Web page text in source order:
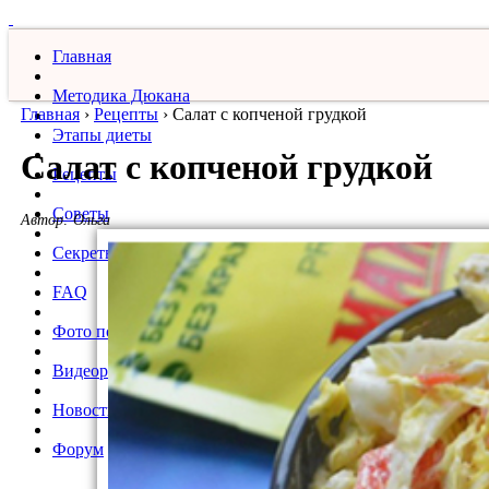
Главная
Методика Дюкана
Этапы диеты
Рецепты
Советы
Секреты
FAQ
Фото похудевших
Видеорецепты
Новости
Форум
Главная › Рецепты › Салат с копченой грудкой
Салат с копченой грудкой
Автор:Ольга